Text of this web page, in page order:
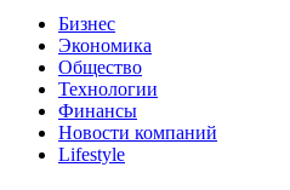
Бизнес
Экономика
Общество
Технологии
Финансы
Новости компаний
Lifestyle